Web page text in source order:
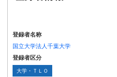
登録者名称
国立大学法人千葉大学
登録者区分
大学・ＴＬＯ